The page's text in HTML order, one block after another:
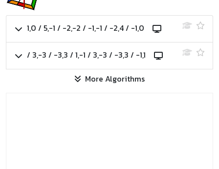
1,0 / 5,-1 / -2,-2 / -1,-1 / -2,4 / -1,0
/ 3,-3 / -3,3 / 1,-1 / 3,-3 / -3,3 / -1,1
More Algorithms